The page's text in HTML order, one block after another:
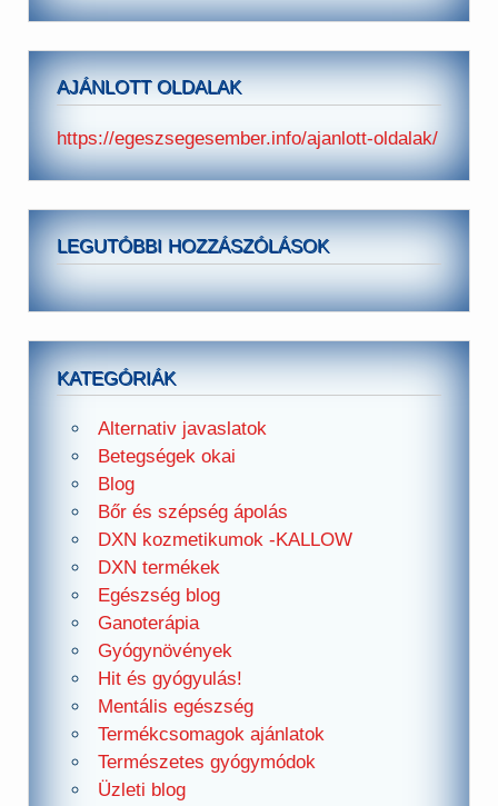
AJÁNLOTT OLDALAK
https://egeszsegesember.info/ajanlott-oldalak/
LEGUTÓBBI HOZZÁSZÓLÁSOK
KATEGÓRIÁK
Alternativ javaslatok
Betegségek okai
Blog
Bőr és szépség ápolás
DXN kozmetikumok -KALLOW
DXN termékek
Egészség blog
Ganoterápia
Gyógynövények
Hit és gyógyulás!
Mentális egészség
Termékcsomagok ajánlatok
Természetes gyógymódok
Üzleti blog